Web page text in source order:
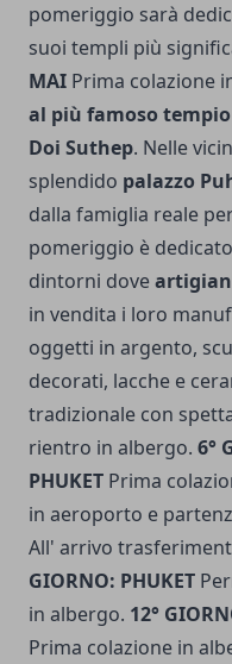
pomeriggio sarà
suoi templi più
MAI Prima colazione
al più famoso
Doi Suthep. Nelle
splendido palazzo
dalla famiglia reale
pomeriggio è
dintorni dove
in vendita i loro
oggetti in argento,
decorati, lacche e
tradizionale con
rientro in albergo. 6°
PHUKET Prima
in aeroporto e
All' arrivo
GIORNO: PHUKET
in albergo. 12°
Prima colazione in